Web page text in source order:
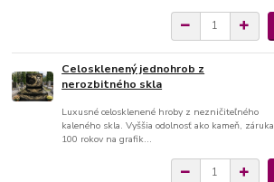
Celosklenený jednohrob z
nerozbitného skla
Luxusné celosklenené hroby z nezničiteľného
kaleného skla. Vyššia odolnosť ako kameň, záruka
100 rokov na grafik...